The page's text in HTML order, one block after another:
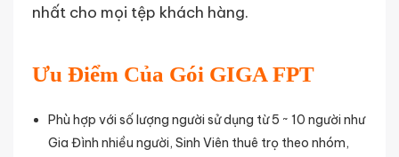
nhất cho mọi tệp khách hàng.
Ưu Điểm Của Gói GIGA FPT
Phù hợp với số lượng người sử dụng từ 5 ~ 10 người như
Gia Đình nhiều người, Sinh Viên thuê trọ theo nhóm,